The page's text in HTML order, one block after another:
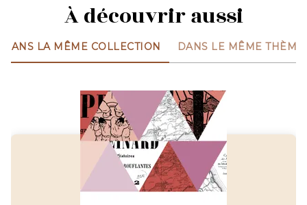
À découvrir aussi
DANS LA MÊME COLLECTION DANS LE MÊME THÈME